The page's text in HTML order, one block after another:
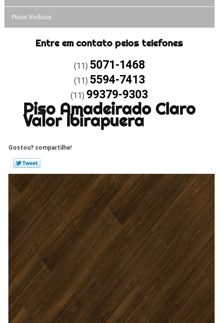
Pisos Vinílicos
Entre em contato pelos telefones
(11) 5071-1468
(11) 5594-7413
(11) 99379-9303
Piso Amadeirado Claro
Valor Ibirapuera
Gostou? compartilhe!